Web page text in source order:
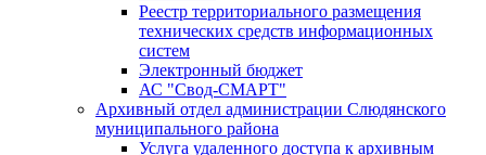
Реестр территориального размещения
технических средств информационных
систем
Электронный бюджет
АС "Свод-СМАРТ"
Архивный отдел администрации Слюдянского
муниципального района
Услуга удаленного доступа к архивным